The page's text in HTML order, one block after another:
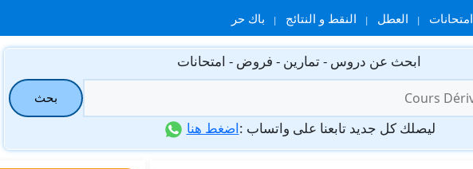
امتحانات العطل النقط و النتائج باك حر
ابحث عن دروس - تمارين - فروض - امتحانات
بحث
ليصلك كل جديد تابعنا على واتساب :اضغط هنا